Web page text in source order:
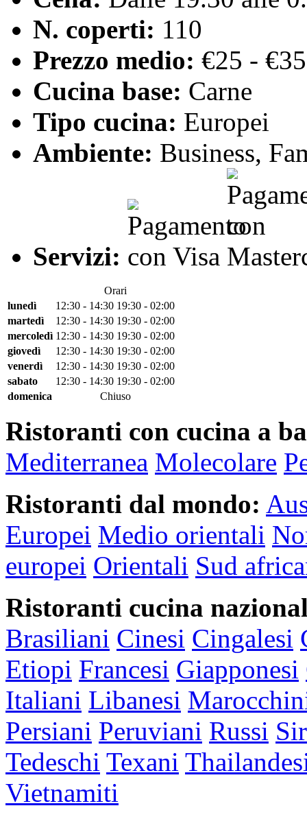
N. coperti: 110
Prezzo medio: €25 - €35
Cucina base: Carne
Tipo cucina: Europei
Ambiente: Business,
Servizi:
Orari
lunedì
12:30 - 14:30 19:30 - 02:00
martedì
12:30 - 14:30 19:30 - 02:00
mercoledì 12:30 - 14:30 19:30 - 02:00
giovedì
12:30 - 14:30 19:30 - 02:00
venerdì
12:30 - 14:30 19:30 - 02:00
sabato
12:30 - 14:30 19:30 - 02:00
domenica
Chiuso
Ristoranti con cucina a
Mediterranea Molecolare
Ristoranti dal mondo:
Europei Medio orientali
europei Orientali Sud
Ristoranti cucina
Brasiliani Cinesi Cingalesi
Etiopi Francesi Giapponesi
Italiani Libanesi
Persiani Peruviani Russi
Tedeschi Texani
Vietnamiti